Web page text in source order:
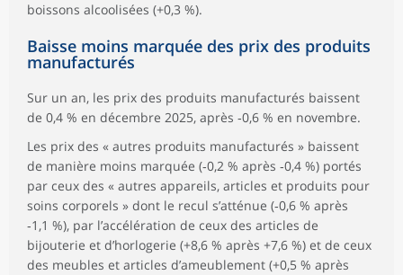
boissons alcoolisées (+0,3 %).
Baisse moins marquée des prix des produits
manufacturés
Sur un an, les prix des produits manufacturés baissent
de 0,4 % en décembre 2025, après ‑0,6 % en novembre.
Les prix des « autres produits manufacturés » baissent
de manière moins marquée (‑0,2 % après ‑0,4 %) portés
par ceux des « autres appareils, articles et produits pour
soins corporels » dont le recul s’atténue (‑0,6 % après
‑1,1 %), par l’accélération de ceux des articles de
bijouterie et d’horlogerie (+8,6 % après +7,6 %) et de ceux
des meubles et articles d’ameublement (+0,5 % après